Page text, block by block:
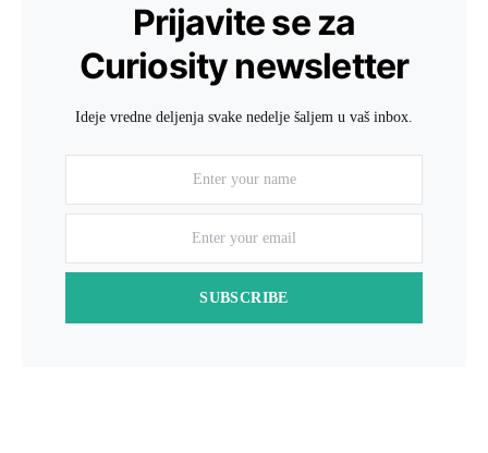
Prijavite se za
Curiosity newsletter
Ideje vredne deljenja svake nedelje šaljem u vaš inbox.
SUBSCRIBE